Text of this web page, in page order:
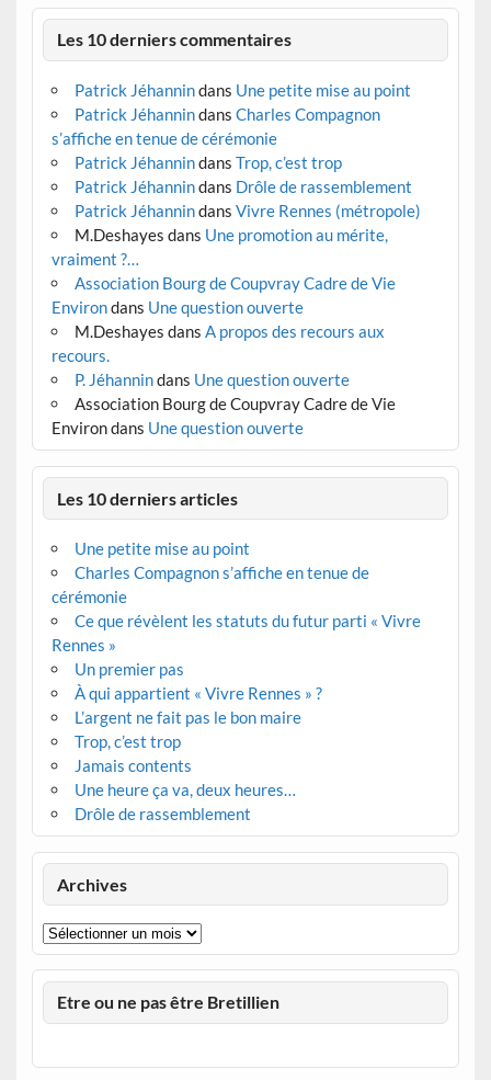
Les 10 derniers commentaires
Patrick Jéhannindans Une petite mise au point
Patrick Jéhannindans Charles Compagnon
s’affiche en tenue de cérémonie
Patrick Jéhannindans Trop, c’est trop
Patrick Jéhannindans Drôle de rassemblement
Patrick Jéhannindans Vivre Rennes (métropole)
M.Deshayes dans Une promotion au mérite,
vraiment ?…
Association Bourg de Coupvray Cadre de Vie
Environdans Une question ouverte
M.Deshayes dans A propos des recours aux
recours.
P. Jéhannindans Une question ouverte
Association Bourg de Coupvray Cadre de Vie
Environdans Une question ouverte
Les 10 derniers articles
Une petite mise au point
Charles Compagnon s’affiche en tenue de
cérémonie
Ce que révèlent les statuts du futur parti « Vivre
Rennes »
Un premier pas
À qui appartient « Vivre Rennes » ?
L’argent ne fait pas le bon maire
Trop, c’est trop
Jamais contents
Une heure ça va, deux heures…
Drôle de rassemblement
Archives
Archives
Etre ou ne pas être Bretillien